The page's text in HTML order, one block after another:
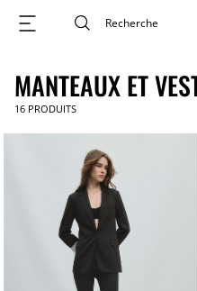
MANTEAUX ET
16 PRODUITS